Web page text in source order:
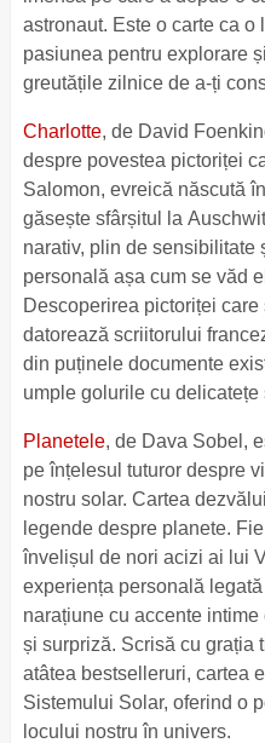
astronaut. Este o carte ca o
pasiunea pentru explorare
greutățile zilnice de a-ți
Charlotte, de David
despre povestea pictoriței
Salomon, evreică născută
găsește sfârșitul la
narativ, plin de sensibilitate
personală așa cum se văd
Descoperirea pictoriței
datorează scriitorului
din puținele documente
umple golurile cu delicatețe
Planetele, de Dava Sobel,
pe înțelesul tuturor despre
nostru solar. Cartea
legende despre planete.
învelișul de nori acizi ai lui
experiența personală
narațiune cu accente
și surpriză. Scrisă cu grația
atâtea bestselleruri, cartea
Sistemului Solar, oferind o
locului nostru în univers.